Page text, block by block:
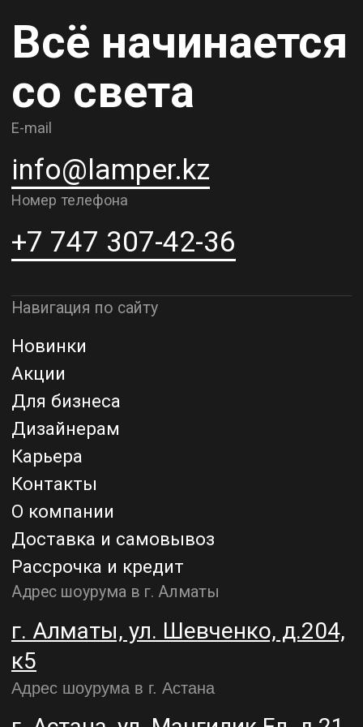
Контакты
О компании
Рассрочка и кредит
Адрес шоурума в г. Алматы
г. Алматы, ул. Шевченко, д.204,
к5
Адрес шоурума в г. Астана
г. Астана, ул. Мангилик Ел. д.21
Благодарим за внимание к Lamper.kz.
До встречи в ваших будущих
Политика конфиденциальности